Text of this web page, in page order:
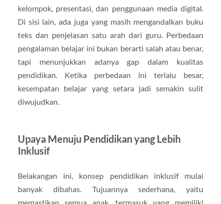
kelompok, presentasi, dan penggunaan media digital.
Di sisi lain, ada juga yang masih mengandalkan buku
teks dan penjelasan satu arah dari guru. Perbedaan
pengalaman belajar ini bukan berarti salah atau benar,
tapi menunjukkan adanya gap dalam kualitas
pendidikan. Ketika perbedaan ini terlalu besar,
kesempatan belajar yang setara jadi semakin sulit
diwujudkan.
Upaya Menuju Pendidikan yang Lebih
Inklusif
Belakangan ini, konsep pendidikan inklusif mulai
banyak dibahas. Tujuannya sederhana, yaitu
memastikan semua anak, termasuk yang memiliki